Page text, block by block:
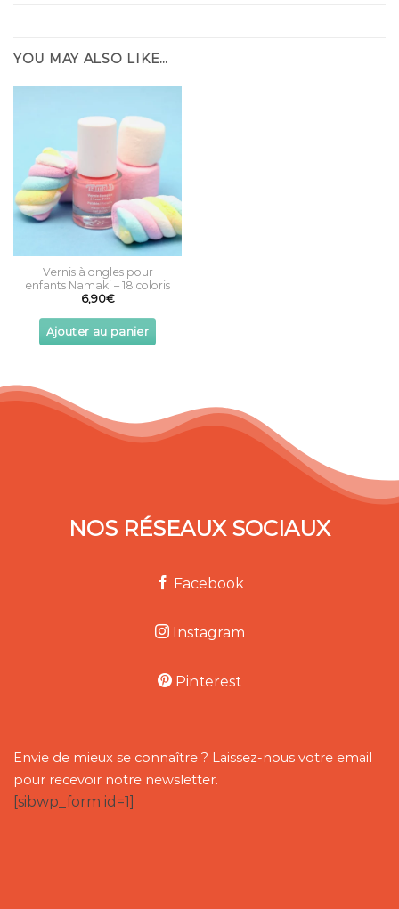
YOU MAY ALSO LIKE…
Vernis à ongles pour
enfants Namaki – 18 coloris
6,90€
Ajouter au panier
variants.
The
options
the
product
NOS RÉSEAUX SOCIAUX
Facebook
Instagram
Pinterest
Envie de mieux se connaître ? Laissez-nous votre email
pour recevoir notre newsletter.
[sibwp_form id=1]